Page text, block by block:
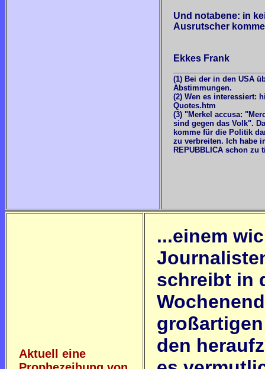
Und notabene: in
Ausrutscher
Ekkes Frank
(1) Bei der in den USA
Abstimmungen.
(2) Wen es interessiert:
Quotes.htm
(3) "Merkel accusa:
sind gegen das Volk".
komme für die Politik
zu verbreiten. Ich habe
REPUBBLICA schon zu
Aktuell eine
...einem
schreibt in
den